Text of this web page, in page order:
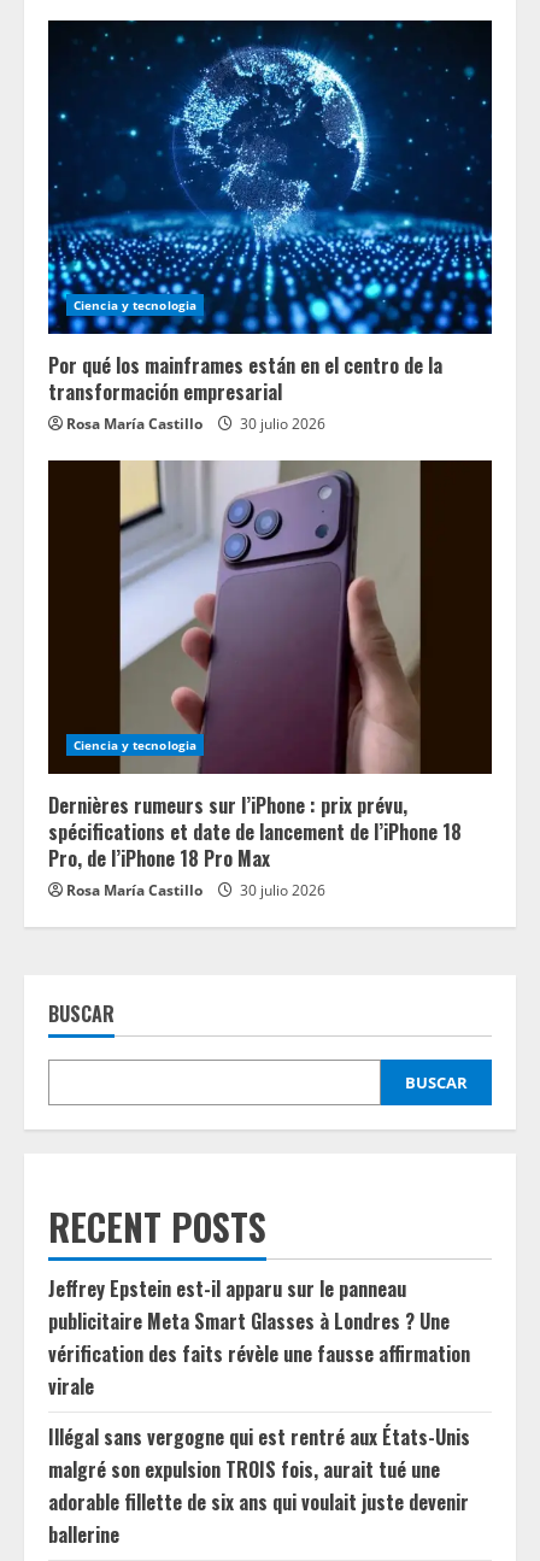
Ciencia y tecnologia
Por qué los mainframes están en el centro de la
transformación empresarial
Rosa María Castillo 30 julio 2026
Ciencia y tecnologia
Dernières rumeurs sur l’iPhone : prix prévu,
spécifications et date de lancement de l’iPhone 18
Pro, de l’iPhone 18 Pro Max
Rosa María Castillo 30 julio 2026
BUSCAR
BUSCAR
RECENT POSTS
Jeffrey Epstein est-il apparu sur le panneau
publicitaire Meta Smart Glasses à Londres ? Une
vérification des faits révèle une fausse affirmation
virale
Illégal sans vergogne qui est rentré aux États-Unis
malgré son expulsion TROIS fois, aurait tué une
adorable fillette de six ans qui voulait juste devenir
ballerine